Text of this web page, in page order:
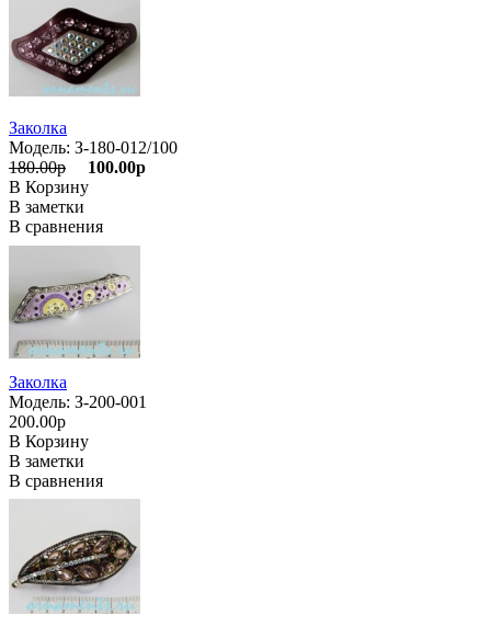
Заколка
Модель: З-180-012/100
180.00р
100.00р
В Корзину
В заметки
В сравнения
Заколка
Модель: З-200-001
200.00р
В Корзину
В заметки
В сравнения